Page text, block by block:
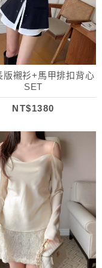
版襯衫+馬甲排扣背心
SET
NT$1380